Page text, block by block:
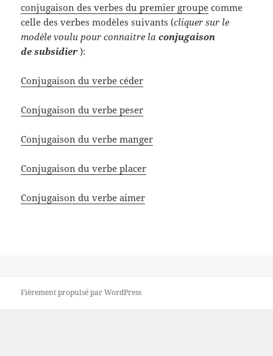
conjugaison des verbes du premier groupe comme
celle des verbes modèles suivants (cliquer sur le
modèle voulu pour connaitre laconjugaison
de subsidier):
Conjugaison du verbe céder
Conjugaison du verbe peser
Conjugaison du verbe manger
Conjugaison du verbe placer
Conjugaison du verbe aimer
Fièrement propulsé par WordPress